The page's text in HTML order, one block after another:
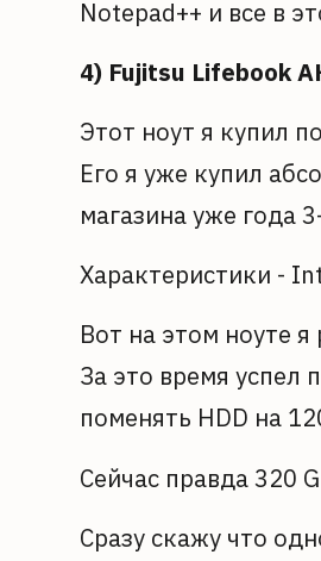
Notepad++ и все в
4) Fujitsu Lifebook
Этот ноут я купил
Его я уже купил
магазина уже года
Характеристики -
Вот на этом ноуте
За это время успел
поменять HDD на
Сейчас правда 320
Сразу скажу что